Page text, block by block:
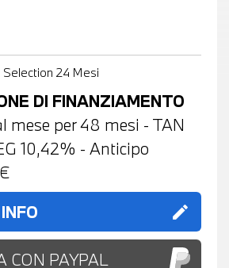
24 Mesi
DI FINANZIAMENTO
mese per48 mesi - TAN
10,42% - Anticipo
€
edit
CON PAYPAL